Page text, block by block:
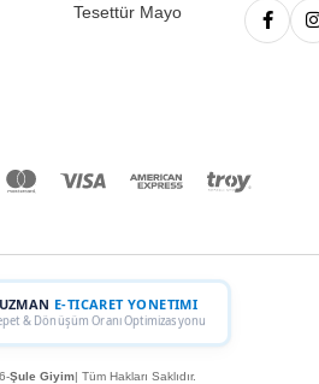
Tesettür Mayo
UZMAN E-TICARET YONETIMI
& Dönüşüm Oranı Optimizasyonu
Şule Giyim| Tüm Hakları Saklıdır.